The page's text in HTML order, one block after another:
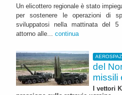
Un elicottero regionale è stato
per sostenere le operazioni di
sviluppatosi nella mattinata del
attorno alle... continua
del
missili
I vettori